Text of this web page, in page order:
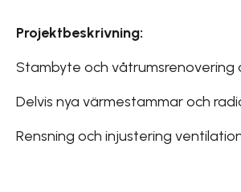
Projektbeskrivning:
Stambyte och våtrumsrenovering
Delvis nya värmestammar och
Rensning och injustering